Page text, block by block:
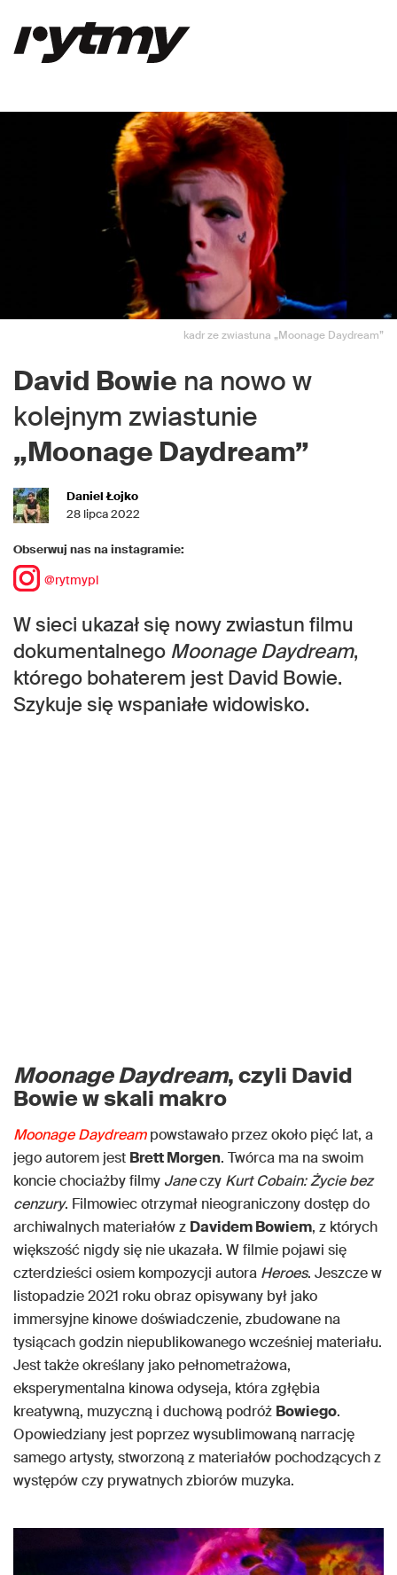
kadr ze zwiastuna „Moonage Daydream”
David Bowie na nowo w
kolejnym zwiastunie
„Moonage Daydream”
Daniel Łojko
28 lipca 2022
Obserwuj nas na instagramie:
@rytmypl
W sieci ukazał się nowy zwiastun filmu
dokumentalnego Moonage Daydream,
którego bohaterem jest David Bowie.
Szykuje się wspaniałe widowisko.
Moonage Daydream, czyli David
Bowie w skali makro
Moonage Daydream powstawało przez około pięć lat, a
jego autorem jest Brett Morgen. Twórca ma na swoim
koncie chociażby filmy Janeczy Kurt Cobain: Życie bez
cenzury. Filmowiec otrzymał nieograniczony dostęp do
archiwalnych materiałów z Davidem Bowiem, z których
większość nigdy się nie ukazała. W filmie pojawi się
czterdzieści osiem kompozycji autora Heroes. Jeszcze w
listopadzie 2021 roku obraz opisywany był jako
immersyjne kinowe doświadczenie, zbudowane na
tysiącach godzin niepublikowanego wcześniej materiału.
Jest także określany jako pełnometrażowa,
eksperymentalna kinowa odyseja, która zgłębia
kreatywną, muzyczną i duchową podróż Bowiego.
Opowiedziany jest poprzez wysublimowaną narrację
samego artysty, stworzoną z materiałów pochodzących z
występów czy prywatnych zbiorów muzyka.